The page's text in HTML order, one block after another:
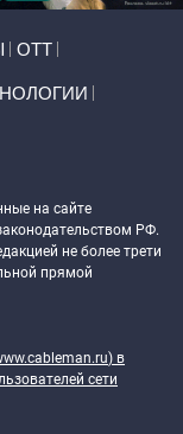
ОТТ
на сайте
РФ.
не более трети
прямой
) в
сети